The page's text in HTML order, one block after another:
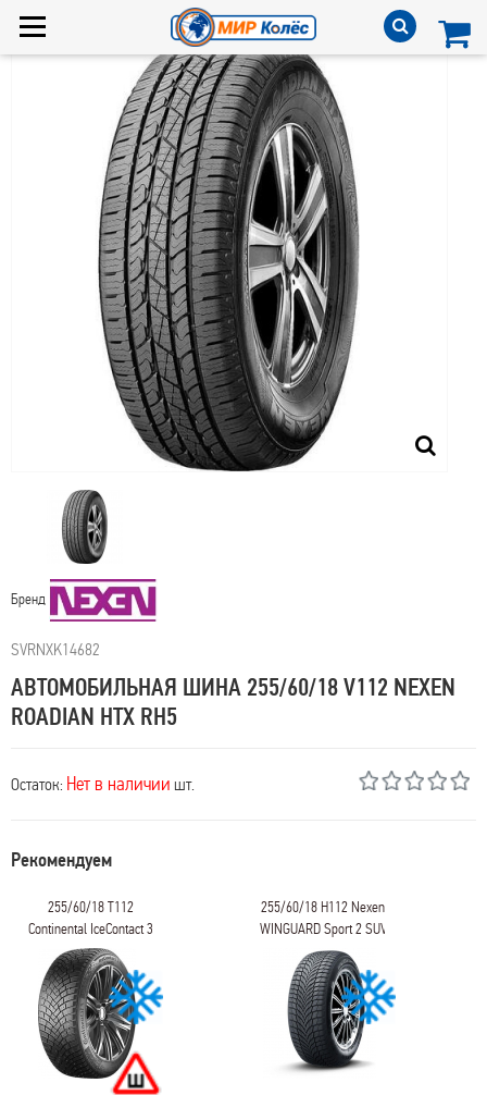
Бренд
SVRNXK14682
АВТОМОБИЛЬНАЯ ШИНА 255/60/18 V112 NEXEN
ROADIAN HTX RH5
Остаток: Нет в наличии шт.
Рекомендуем
18 T112
IceContact 3
255/60/18 H112 Nexen
WINGUARD Sport 2 SUV